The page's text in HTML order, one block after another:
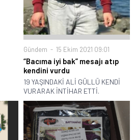
Gündem 15 Ekim 2021 09:01
“Bacıma iyi bak” mesajı atıp
kendini vurdu
19 YAŞINDAKİ ALİ GÜLLÜ KENDİ
VURARAK İNTİHAR ETTİ.